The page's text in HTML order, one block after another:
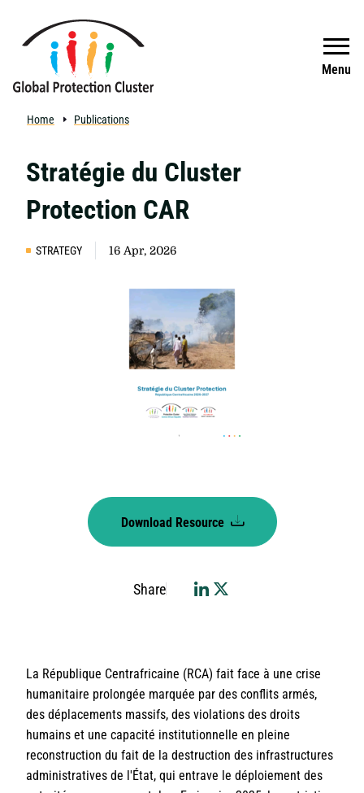
Menu
Search
Home Publications
Stratégie du Cluster
Protection CAR
STRATEGY 16 Apr, 2026
Download Resource
Share
La République Centrafricaine (RCA) fait face à une crise
humanitaire prolongée marquée par des conflits armés,
des déplacements massifs, des violations des droits
humains et une capacité institutionnelle en pleine
reconstruction du fait de la destruction des infrastructures
administratives de l'État, qui entrave le déploiement des